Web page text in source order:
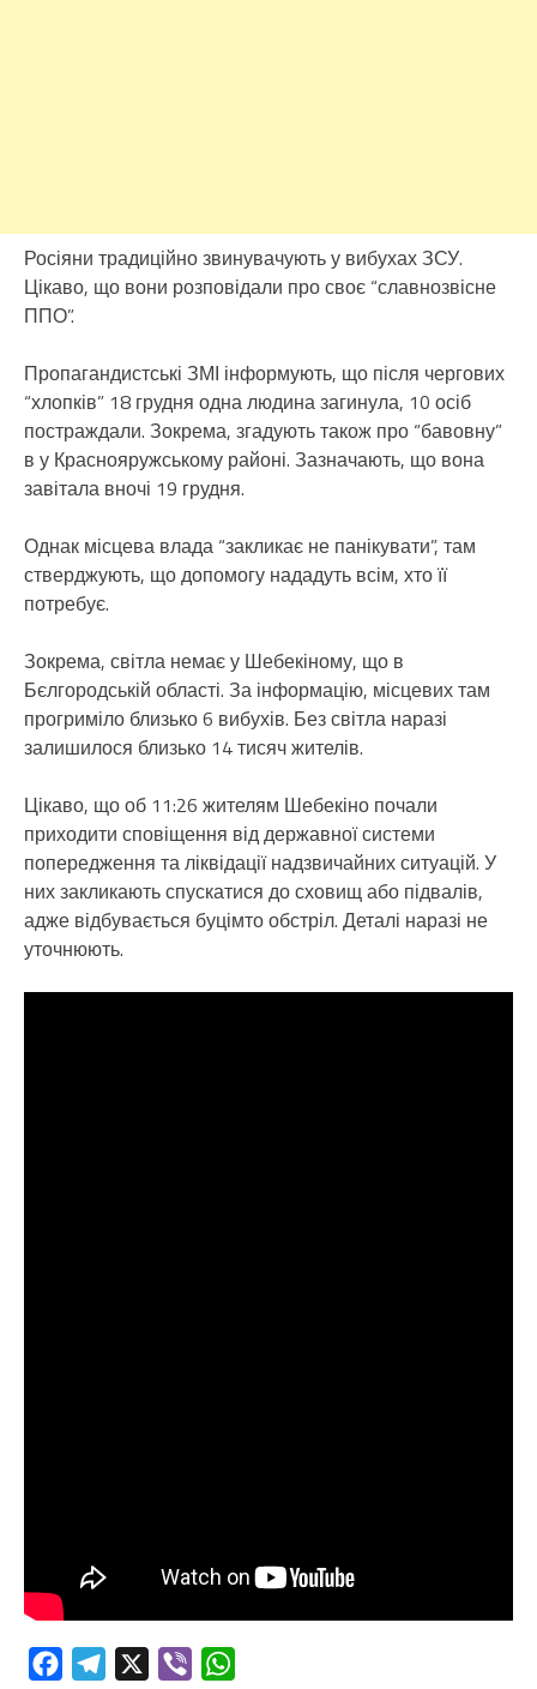
Росіяни традиційно звинувачують у вибухах ЗСУ.
Цікаво, що вони розповідали про своє “славнозвісне
ППО”.
Пропагандистські ЗМІ інформують, що після чергових
“хлопків” 18 грудня одна людина загинула, 10 осіб
постраждали. Зокрема, згадують також про “бавовну”
в у Краснояружському районі. Зазначають, що вона
завітала вночі 19 грудня.
Однак місцева влада “закликає не панікувати”, там
стверджують, що допомогу нададуть всім, хто її
потребує.
Зокрема, світла немає у Шебекіному, що в
Бєлгородській області. За інформацію, місцевих там
прогриміло близько 6 вибухів. Без світла наразі
залишилося близько 14 тисяч жителів.
Цікаво, що об 11:26 жителям Шебекіно почали
приходити сповіщення від державної системи
попередження та ліквідації надзвичайних ситуацій. У
них закликають спускатися до сховищ або підвалів,
адже відбувається буцімто обстріл. Деталі наразі не
уточнюють.
FacebookTelegram Viber